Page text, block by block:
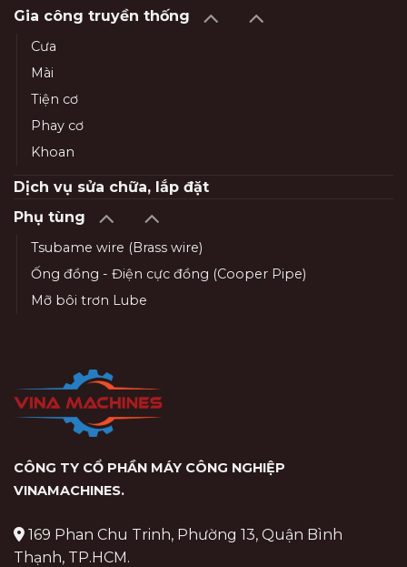
Gia công truyền thống
Cưa
Mài
Tiện cơ
Phay cơ
Khoan
Dịch vụ sửa chữa, lắp đặt
Phụ tùng
Tsubame wire (Brass wire)
Ống đồng - Điện cực đồng (Cooper Pipe)
Mỡ bôi trơn Lube
CÔNG TY CỔ PHẦN MÁY CÔNG NGHIỆP
VINAMACHINES.
169 Phan Chu Trinh, Phường 13, Quận Bình
Thạnh, TP.HCM.